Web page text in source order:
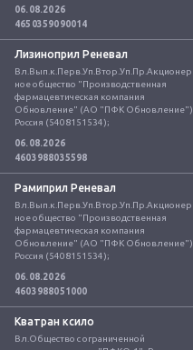
06.08.2026
4650359090014
Лизиноприл Реневал
Вл.Вып.к.Перв.Уп.Втор.Уп.Пр.Акционер
ное общество "Производственная
фармацевтическая компания
Обновление" (АО "ПФК Обновление"),
Россия (5408151534);
06.08.2026
4603988035598
Рамиприл Реневал
Вл.Вып.к.Перв.Уп.Втор.Уп.Пр.Акционер
ное общество "Производственная
фармацевтическая компания
Обновление" (АО "ПФК Обновление"),
Россия (5408151534);
06.08.2026
4603988051000
Кватран ксило
Вл.Общество с ограниченной